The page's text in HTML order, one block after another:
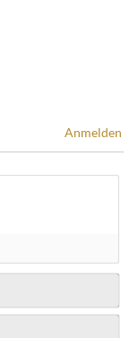
Anmelden